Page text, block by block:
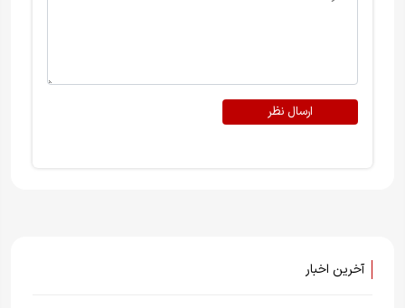
ارسال نظر
آخرین اخبار